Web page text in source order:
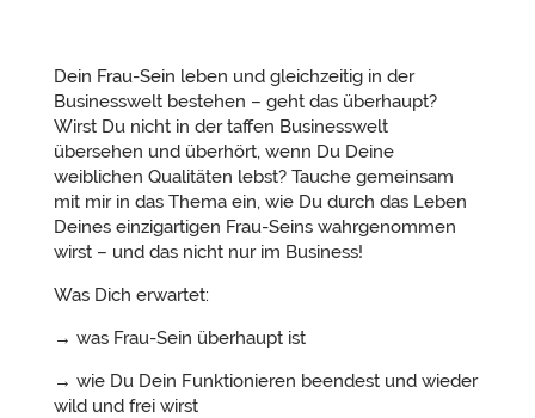
Dein Frau-Sein leben und gleichzeitig in der
Businesswelt bestehen – geht das überhaupt?
Wirst Du nicht in der taffen Businesswelt
übersehen und überhört, wenn Du Deine
weiblichen Qualitäten lebst? Tauche gemeinsam
mit mir in das Thema ein, wie Du durch das Leben
Deines einzigartigen Frau-Seins wahrgenommen
wirst – und das nicht nur im Business!
Was Dich erwartet:
→ was Frau-Sein überhaupt ist
→ wie Du Dein Funktionieren beendest und wieder
wild und frei wirst